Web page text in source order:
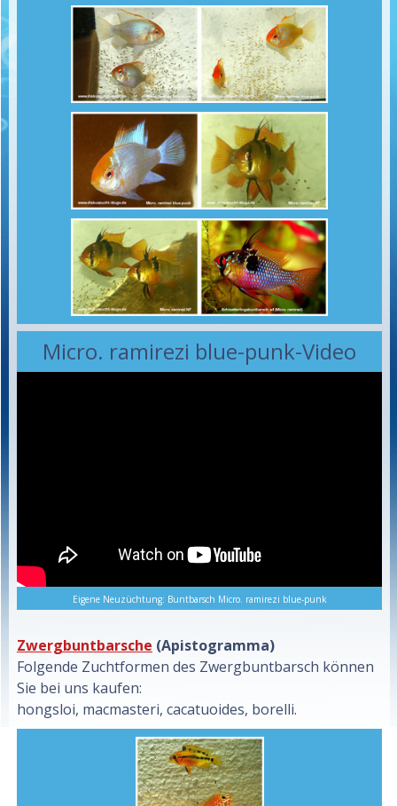
Micro. ramirezi blue-punk-Video
Eigene Neuzüchtung: Buntbarsch Micro. ramirezi blue-punk
Zwergbuntbarsche (Apistogramma)
Folgende Zuchtformen des Zwergbuntbarsch können
Sie bei uns kaufen:
hongsloi, macmasteri, cacatuoides, borelli.